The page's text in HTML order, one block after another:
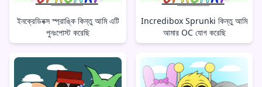
ইনক্রেডিবক্স স্প্রাঙ্কি কিন্তু আমি এটি
পুনঃপোস্ট করেছি
Incredibox Sprunki কিন্তু আমি
আমার OC যোগ করেছি